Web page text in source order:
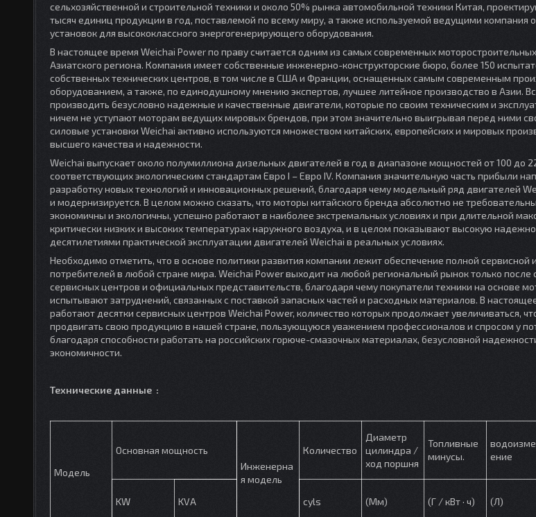
сельхозяйственной и строительной техники и около 50% рынка автомобильной техники Китая,
тысяч единиц продукции в год, поставлемой по всему миру, а также используемой ведущими компания
установок для высококлассного энергогенерирующего оборудования.
В настоящее время Weichai Power по праву считается одним из самых современных
Азиатского региона. Компания имеет собственные инженерно-конструкторские бюро, более 150
собственных технических центров, в том числе в США и Франции, оснащенных самым современным
оборудованием, а также, по единодушному мнению экспертов, лучшее литейное производство в Азии.
производить безусловно надежные и качественные двигатели, которые по своим техническим и
ничем не уступают моторам ведущих мировых брендов, при этом значительно выигрывая перед ними
силовые установки Weichai активно используются множеством китайских, европейских и мировых
высшего качества и надежности.
Weichai выпускает около полумиллиона дизельных двигателей в год в диапазоне мощностей от 100 до
соответствующих экологическим стандартам Евро I – Евро IV. Компания значительную часть прибыли
разработку новых технологий и инновационных решений, благодаря чему модельный ряд двигателей
и модернизируется. В целом можно сказать, что моторы китайского бренда абсолютно не
экономичны и экологичны, успешно работают в наиболее экстремальных условиях и при длительной
критически низких и высоких температурах наружного воздуха, и в целом показывают высокую
десятилетиями практической эксплуатации двигателей Weichai в реальных условиях.
Необходимо отметить, что в основе политики развития компании лежит обеспечение полной сервисной
потребителей в любой стране мира. Weichai Power выходит на любой региональный рынок только после
сервисных центров и официальных представительств, благодаря чему покупатели техники на основе
испытывают затруднений, связанных с поставкой запасных частей и расходных материалов. В
работают десятки сервисных центров Weichai Power, количество которых продолжает увеличиваться,
продвигать свою продукцию в нашей стране, пользующуюся уважением профессионалов и спросом у
благодаря способности работать на российских горюче-смазочных материалах, безусловной
экономичности.
Технические данные :
Модель
Основная мощность
Инженерна
я модель
Количество
Диаметр
цилиндра /
ход поршня
Топливные
минусы.
ение
KW KVA cyls (Мм) (Г / кВт · ч) (Л)